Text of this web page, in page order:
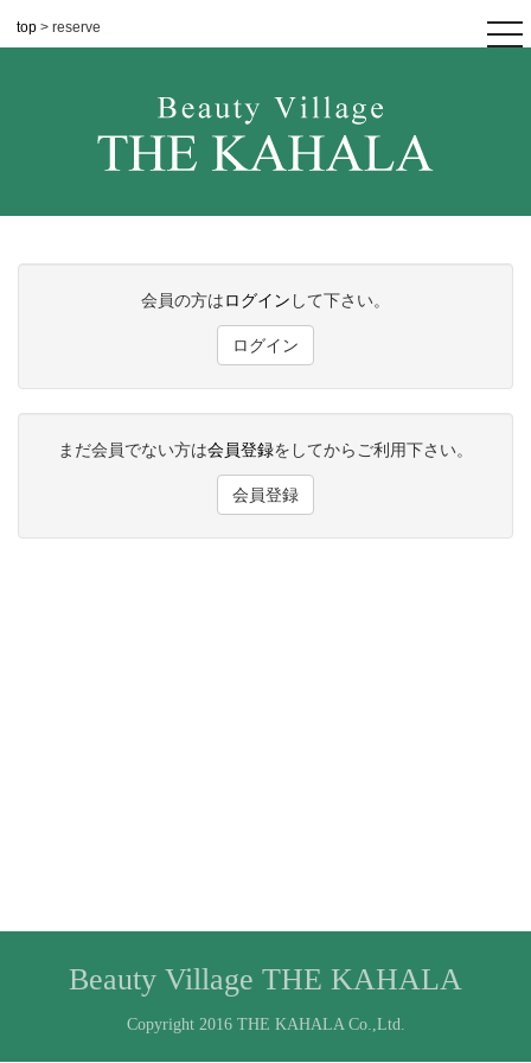
top > reserve
会員の方はログイン して下さい。
ログイン
まだ会員でない方は会員登録をしてからご利用下さい。
会員登録
Beauty Village THE KAHALA
Copyright 2016 THE KAHALA Co.,Ltd.